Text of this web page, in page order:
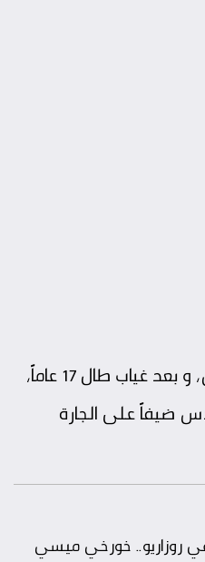
لثاني مرة منذ توليه العرش، و بعد غياب طال 17 عاماً،
ضيفاً على الجارة
روزاريو.. خورخي ميسي